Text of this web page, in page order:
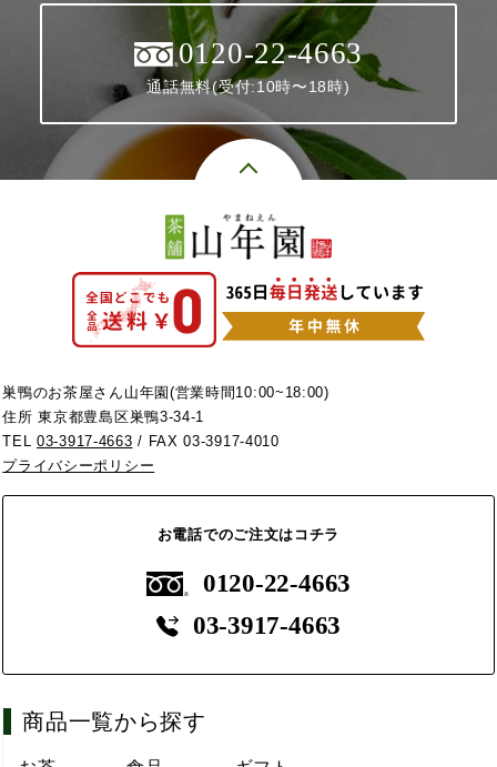
0120-22-4663
通話無料(受付:10時〜18時)
巣鴨のお茶屋さん山年園(営業時間10:00~18:00)
住所 東京都豊島区巣鴨3-34-1
TEL03-3917-4663 / FAX 03-3917-4010
プライバシーポリシー
お電話でのご注文はコチラ
0120-22-4663
03-3917-4663
商品一覧から探す